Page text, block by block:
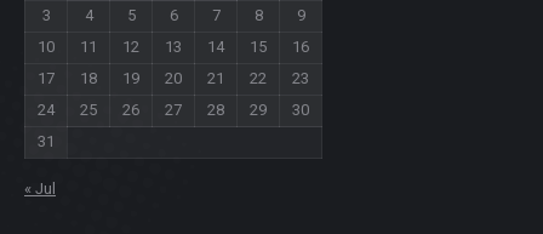
3
4 5 6 7 8
9
10
11 12 13 14 15
16
17
18 19 20 21 22
23
24
25 26 27 28 29
30
31
« Jul